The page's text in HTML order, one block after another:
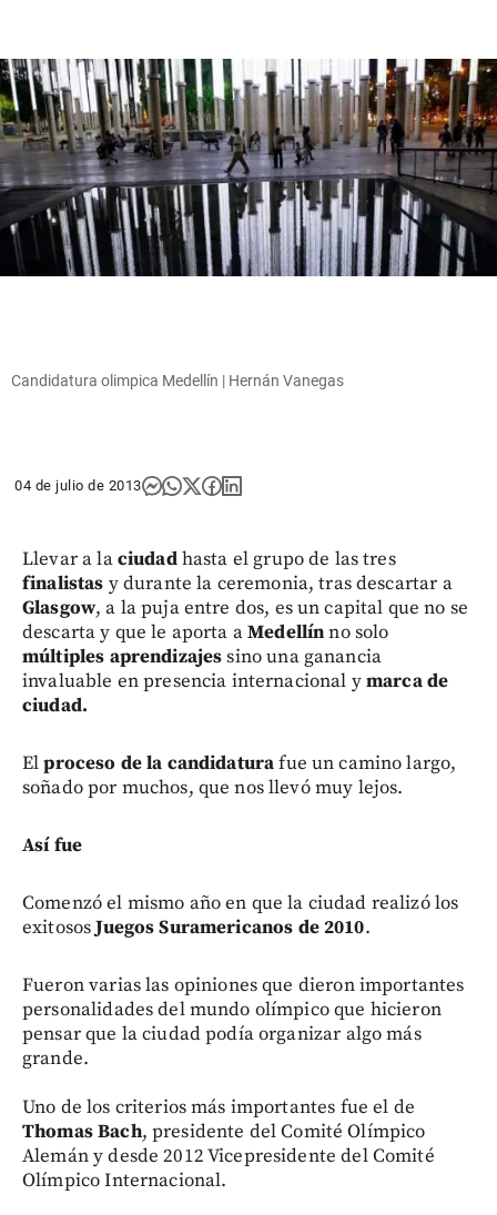
Candidatura olimpica Medellín | Hernán Vanegas
04 de julio de 2013
Llevar a laciudadhasta el grupo de las tres
finalistas y durante la ceremonia, tras descartar a
Glasgow, a la puja entre dos, es un capital que no se
descarta y que le aporta aMedellínno solo
múltiples aprendizajessino una ganancia
invaluable en presencia internacional ymarca de
ciudad.
Elproceso de la candidaturafue un camino largo,
soñado por muchos, que nos llevó muy lejos.
Así fue
Comenzó el mismo año en que la ciudad realizó los
exitososJuegos Suramericanos de 2010.
Fueron varias las opiniones que dieron importantes
personalidades del mundo olímpico que hicieron
pensar que la ciudad podía organizar algo más
grande.
Uno de los criterios más importantes fue el de
Thomas Bach, presidente del Comité Olímpico
Alemán y desde 2012 Vicepresidente del Comité
Olímpico Internacional.